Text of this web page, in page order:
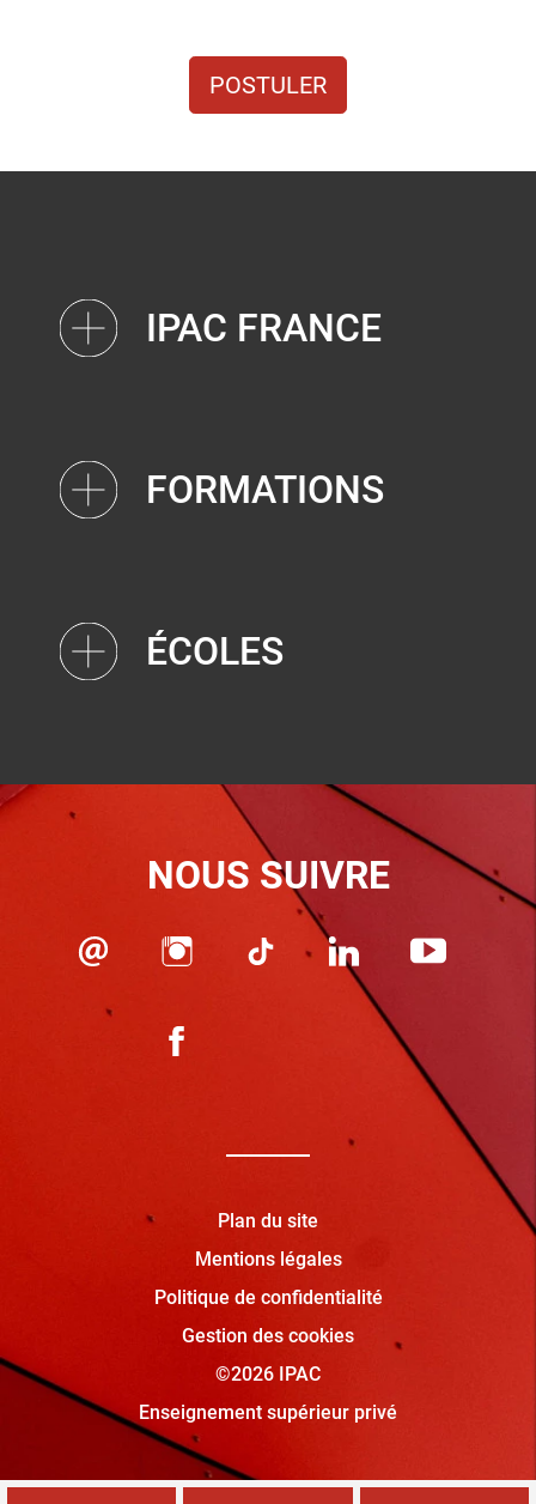
POSTULER
IPAC FRANCE
FORMATIONS
ÉCOLES
NOUS SUIVRE
Plan du site
Mentions légales
Politique de confidentialité
Gestion des cookies
©2026 IPAC
Enseignement supérieur privé